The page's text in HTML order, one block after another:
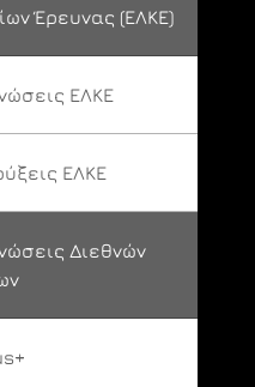
Έρευνας (ΕΛΚΕ)
ΕΛΚΕ
ΕΛΚΕ
Διεθνών